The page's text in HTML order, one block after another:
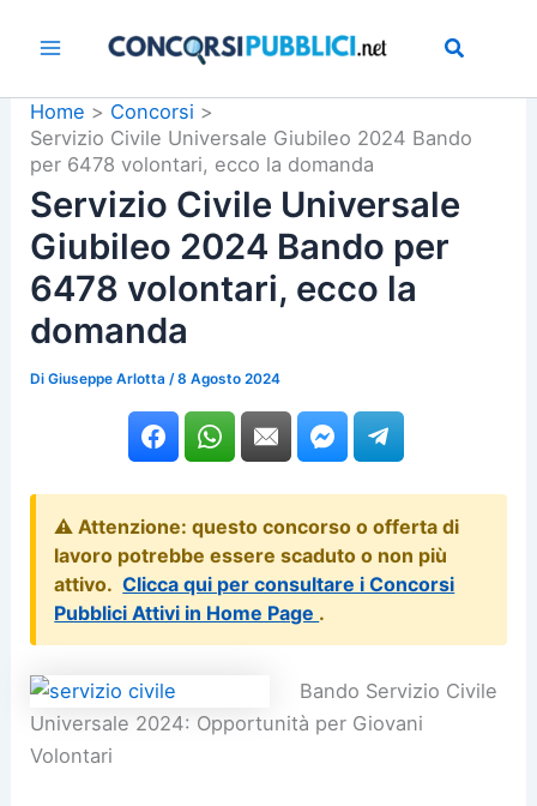
Home
Concorsi
Servizio Civile Universale Giubileo 2024 Bando
per 6478 volontari, ecco la domanda
Servizio Civile Universale
Giubileo 2024 Bando per
6478 volontari, ecco la
domanda
DiGiuseppe Arlotta /8 Agosto 2024
⚠️ Attenzione: questo concorso o offerta di
lavoro potrebbe essere scaduto o non più
attivo. Clicca qui per consultare i Concorsi
Pubblici Attivi in Home Page .
Bando Servizio Civile
Universale 2024: Opportunità per Giovani
Volontari